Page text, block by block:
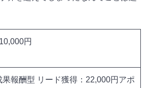
円
果報酬型 リード獲得：22,000円アポ